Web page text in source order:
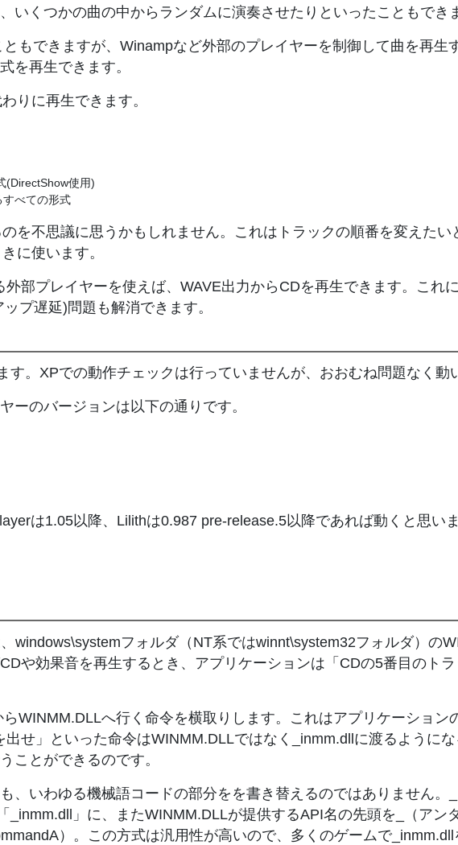
いくつかの曲の中からランダムに演奏させたりといったこともでき
ともできますが、Winampなど外部のプレイヤーを制御して曲を再
を再生できます。
りに再生できます。
(DirectShow使用)
べての形式
のを不思議に思うかもしれません。これはトラックの順番を変えた
に使います。
部プレイヤーを使えば、WAVE出力からCDを再生できます。これ
プ遅延)問題も解消できます。
す。XPでの動作チェックは行っていませんが、おおむね問題なく動
ーのバージョンは以下の通りです。
は1.05以降、Lilithは0.987 pre-release.5以降であれば動くと思い
windows\systemフォルダ（NT系ではwinnt\system32フォルダ）の
や効果音を再生するとき、アプリケーションは「CDの5番目のト
らWINMM.DLLへ行く命令を横取りします。これはアプリケーショ
せ」といった命令はWINMM.DLLではなく_inmm.dllに渡るように
ことができるのです。
、いわゆる機械語コードの部分をを書き替えるのではありません
_inmm.dll」に、またWINMM.DLLが提供するAPI名の先頭を_（ア
）。この方式は汎用性が高いので、多くのゲームで